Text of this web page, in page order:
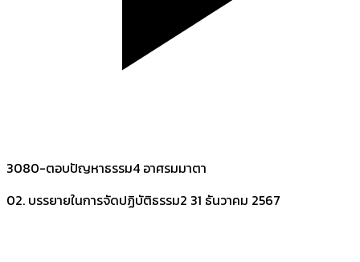
3080-ตอบปัญหาธรรม4 อาศรมมาตา
02. บรรยายในการจัดปฏิบัติธรรม2 31 ธันวาคม 2567